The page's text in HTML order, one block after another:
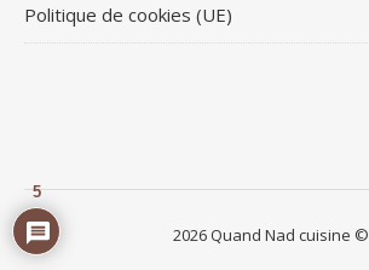
Politique de cookies (UE)
2026 Quand Nad cuisine ©
5